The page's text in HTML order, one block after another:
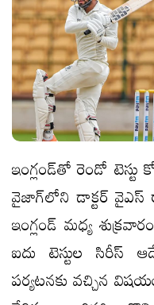
ఇంగ్లండ్‌తో రెండో
వైజాగ్‌లోని డాక్టర్‌ వైఎస్‌
ఇంగ్లండ్‌ మధ్య
ఐదు టెస్టుల సిరీస్‌
పర్యటనకు వచ్చిన